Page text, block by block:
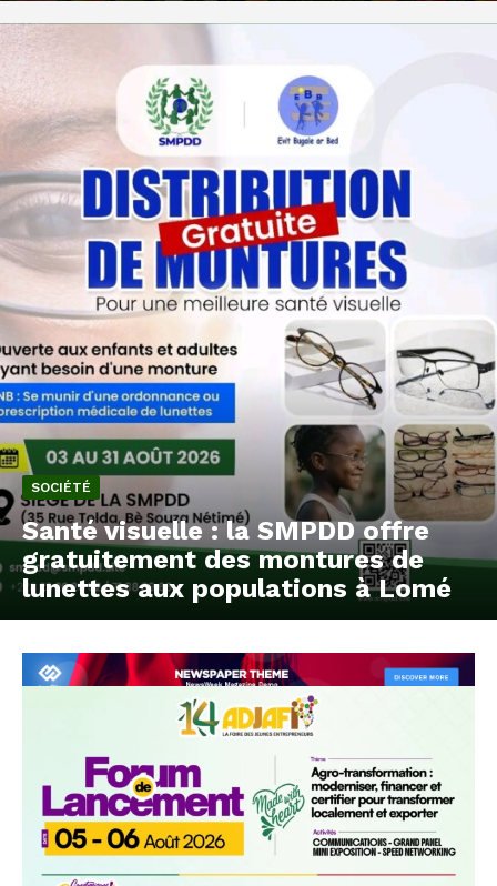
SOCIÉTÉ
Santé visuelle : la SMPDD offre
gratuitement des montures de
lunettes aux populations à Lomé